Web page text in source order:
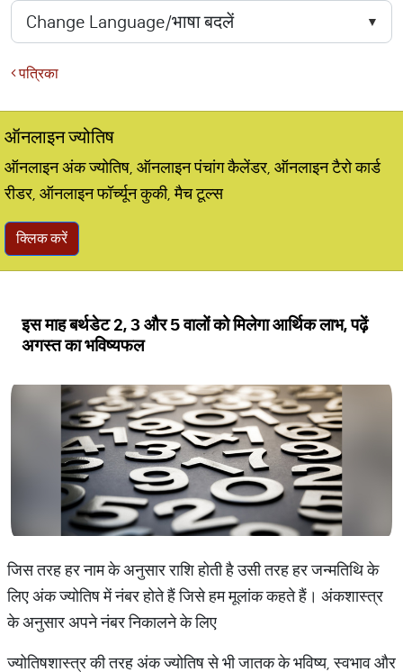
पत्रिका
ऑनलाइन ज्योतिष
ऑनलाइन अंक ज्योतिष, ऑनलाइन पंचांग कैलेंडर, ऑनलाइन टैरो कार्ड
रीडर, ऑनलाइन फॉर्च्यून कुकी, मैच टूल्स
क्लिक करें
इस माह बर्थडेट 2, 3 और 5 वालों को मिलेगा आर्थिक लाभ, पढ़ें
अगस्त का भविष्यफल
जिस तरह हर नाम के अनुसार राशि होती है उसी तरह हर जन्मतिथि के
लिए अंक ज्योतिष में नंबर होते हैं जिसे हम मूलांक कहते हैं। अंकशास्त्र
के अनुसार अपने नंबर निकालने के लिए
ज्योतिषशास्त्र की तरह अंक ज्योतिष से भी जातक के भविष्य, स्वभाव और